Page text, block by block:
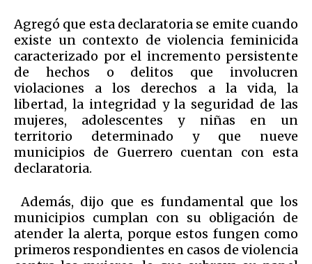
Agregó que esta declaratoria se emite cuando
existe un contexto de violencia feminicida
caracterizado por el incremento persistente
de hechos o delitos que involucren
violaciones a los derechos a la vida, la
libertad, la integridad y la seguridad de las
mujeres, adolescentes y niñas en un
territorio determinado y que nueve
municipios de Guerrero cuentan con esta
declaratoria.
Además, dijo que es fundamental que los
municipios cumplan con su obligación de
atender la alerta, porque estos fungen como
primeros respondientes en casos de violencia